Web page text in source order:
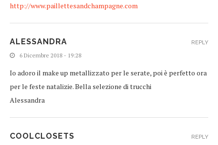
http://www.paillettesandchampagne.com
ALESSANDRA
6 Dicembre 2018 - 19:28
Io adoro il make up metallizzato per le serate, poi è perfetto ora
per le feste natalizie. Bella selezione di trucchi
Alessandra
REPLY
COOLCLOSETS REPLY